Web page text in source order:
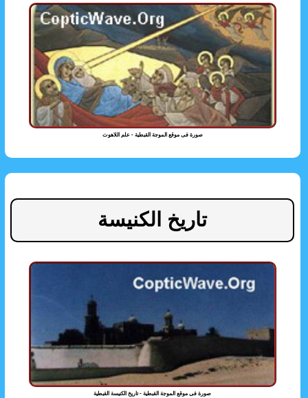
صورة فى موقع الموجة القبطية - علم اللاهوت
تاريخ الكنيسة
صورة فى موقع الموجة القبطية - تاريخ الكنيسة القبطية